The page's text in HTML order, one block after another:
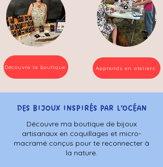
Découvre la boutique Apprends en ateliers
DES BIJOUX INSPIRÉS PAR L’OCÉAN
Découvre ma boutique de bijoux
artisanaux en coquillages et micro-
macramé conçus pour te reconnecter à
la nature.